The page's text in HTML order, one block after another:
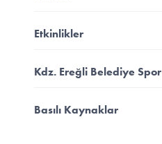
Etkinlikler
Kdz. Ereğli Belediye Spor
Basılı Kaynaklar